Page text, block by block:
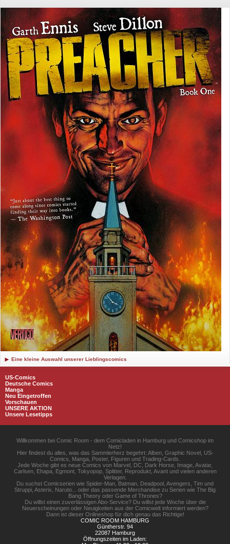
Eine kleine Auswahl unserer Lieblingscomics
US-Comics
Deutsche Comics
Manga
Neu Eingetroffen
Vorschauen
UNSERE AKTION
Unsere Lesetipps
Willkommen bei Comic Room - dem Comicladen in Hamburg und Comicshop im
Netz!
Hier findest du alles, was das Sammlerherz begehrt: Alben, Graphic Novel, US-
Comics, Manga, Poster, Figuren und Trading-Cards.
Jede Woche gibt es neue Comics von Marvel, DC, Dark Horse, Image, Avatar,
Carlsen, Ehapa, Egmont, Tokyopop, Splitter, Reprodukt, Avant und vielen anderen
Verlagen.
Du suchst Comicserien wie Spider-Man, Batman, Deadpool, Avengers, Tim und
Struppi, Asterix, Naruto... oder das passende Merchandise zu Serien wie The Big
Bang Theory oder Game of Thrones?
Du willst einen zuverlässigen Abo-Service? Du willst jede Woche über die
Neuerscheinungen oder Neuigkeiten aus der Comicwelt informiert werden?
Dann ist dieser Onlineshop für dich genau das Richtige!
COMIC ROOM HAMBURG
Güntherstr. 94
22087 Hamburg
Öffnungszeiten im Laden: